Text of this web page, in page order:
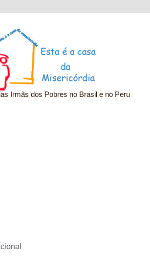
Irmãs dos Pobres no Brasil e no Peru